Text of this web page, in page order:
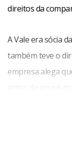
direitos da
A Vale era sócia
também teve o
empresa alega
antes do
pagou US$ 2,5
participação de